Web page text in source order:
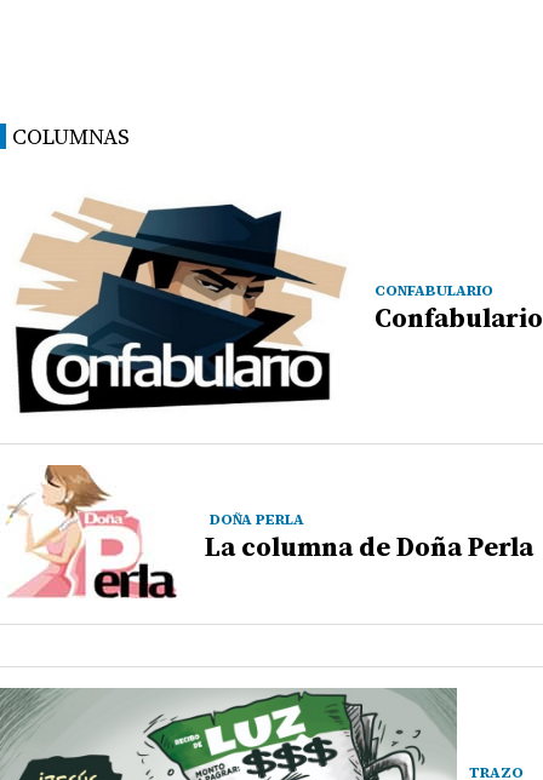
COLUMNAS
CONFABULARIO
Confabulario
DOÑA PERLA
La columna de Doña Perla
TRAZO